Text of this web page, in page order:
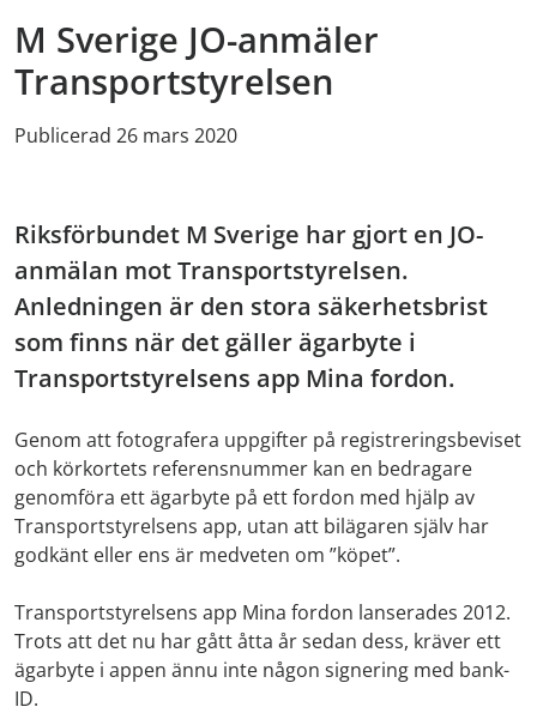
M Sverige JO-anmäler
Transportstyrelsen
Publicerad 26 mars 2020
Riksförbundet M Sverige har gjort en JO-
anmälan mot Transportstyrelsen.
Anledningen är den stora säkerhetsbrist
som finns när det gäller ägarbyte i
Transportstyrelsens app Mina fordon.
Genom att fotografera uppgifter på registreringsbeviset
och körkortets referensnummer kan en bedragare
genomföra ett ägarbyte på ett fordon med hjälp av
Transportstyrelsens app, utan att bilägaren själv har
godkänt eller ens är medveten om ”köpet”.
Transportstyrelsens app Mina fordon lanserades 2012.
Trots att det nu har gått åtta år sedan dess, kräver ett
ägarbyte i appen ännu inte någon signering med bank-
ID.